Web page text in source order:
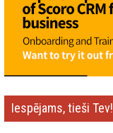
Iespējams, tieši Tev!